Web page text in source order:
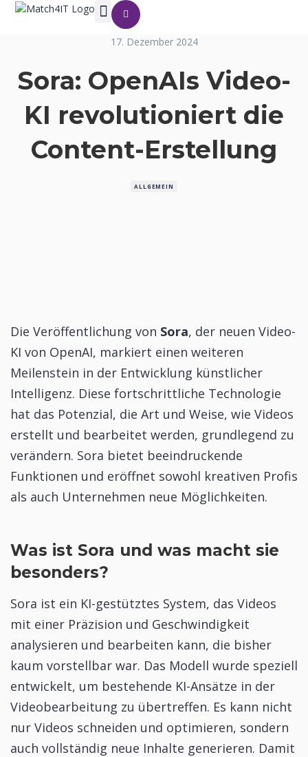
17. Dezember 2024
Sora: OpenAIs Video-
KI revolutioniert die
Content-Erstellung
ALLGEMEIN
Die Veröffentlichung von Sora, der neuen Video-
KI von OpenAI, markiert einen weiteren
Meilenstein in der Entwicklung künstlicher
Intelligenz. Diese fortschrittliche Technologie
hat das Potenzial, die Art und Weise, wie Videos
erstellt und bearbeitet werden, grundlegend zu
verändern. Sora bietet beeindruckende
Funktionen und eröffnet sowohl kreativen Profis
als auch Unternehmen neue Möglichkeiten.
Was ist Sora und was macht sie
besonders?
Sora ist ein KI-gestütztes System, das Videos
mit einer Präzision und Geschwindigkeit
analysieren und bearbeiten kann, die bisher
kaum vorstellbar war. Das Modell wurde speziell
entwickelt, um bestehende KI-Ansätze in der
Videobearbeitung zu übertreffen. Es kann nicht
nur Videos schneiden und optimieren, sondern
auch vollständig neue Inhalte generieren. Damit